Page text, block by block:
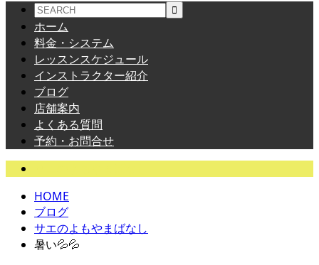
ホーム
料金・システム
レッスンスケジュール
インストラクター紹介
ブログ
店舗案内
よくある質問
予約・お問合せ
HOME
ブログ
サエのよもやまばなし
暑い💦💦